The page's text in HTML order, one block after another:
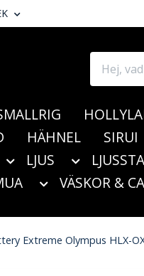
HÄHNEL SIRUI
LJUS
VÄSKOR &
Extreme Olympus HLX-